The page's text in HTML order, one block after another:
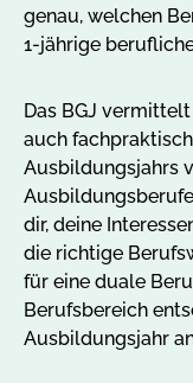
genau, welchen
1-jährige
Das BGJ
auch
Ausbildungsjahrs
dir, deine
die richtige
für eine duale
Berufsbereich
Ausbildungsjahr